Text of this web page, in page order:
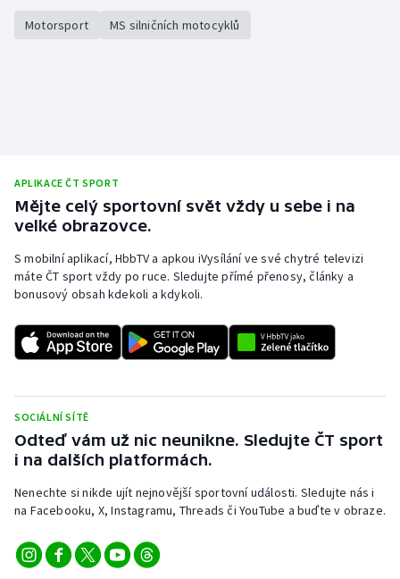
Motorsport MS silničních motocyklů
APLIKACE ČT SPORT
Mějte celý sportovní svět vždy u sebe i na
velké obrazovce.
S mobilní aplikací, HbbTV a apkou iVysílání ve své chytré televizi
máte ČT sport vždy po ruce. Sledujte přímé přenosy, články a
bonusový obsah kdekoli a kdykoli.
SOCIÁLNÍ SÍTĚ
Odteď vám už nic neunikne. Sledujte ČT sport
i na dalších platformách.
Nenechte si nikde ujít nejnovější sportovní události. Sledujte nás i
na Facebooku, X, Instagramu, Threads či YouTube a buďte v obraze.